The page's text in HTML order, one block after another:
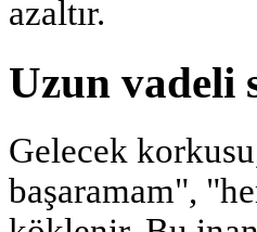
azaltır.
Uzun vadeli
Gelecek
başaramam",